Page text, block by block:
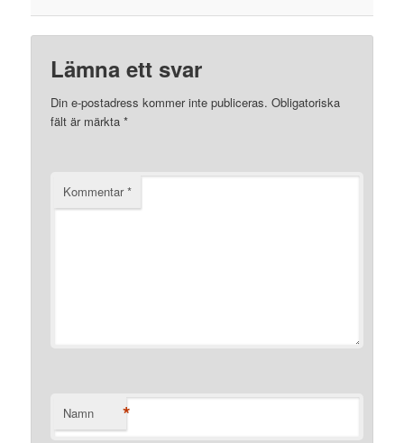
Lämna ett svar
Din e-postadress kommer inte publiceras. Obligatoriska
fält är märkta*
Kommentar*
Namn *